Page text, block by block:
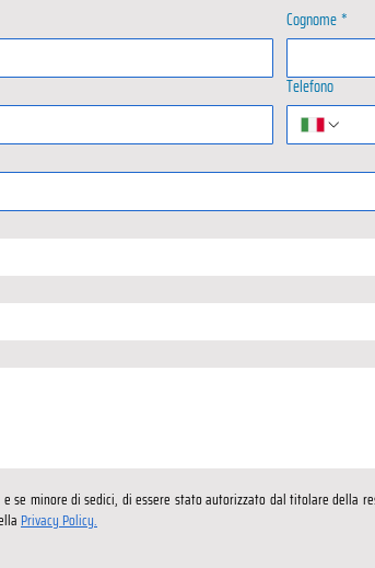
Cognome*
Telefono
e se minore di sedici, di essere stato autorizzato dal titolare
Privacy Policy.